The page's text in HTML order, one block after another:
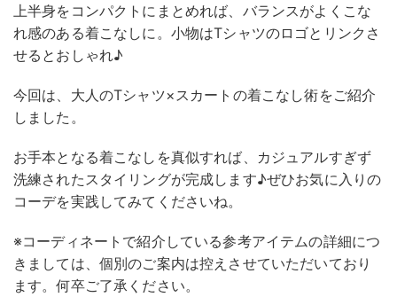
上半身をコンパクトにまとめれば、バランスがよくこな
れ感のある着こなしに。小物はTシャツのロゴとリンクさ
せるとおしゃれ♪
今回は、大人のTシャツ×スカートの着こなし術をご紹介
しました。
お手本となる着こなしを真似すれば、カジュアルすぎず
洗練されたスタイリングが完成します♪ぜひお気に入りの
コーデを実践してみてくださいね。
※コーディネートで紹介している参考アイテムの詳細につ
きましては、個別のご案内は控えさせていただいており
ます。何卒ご了承ください。